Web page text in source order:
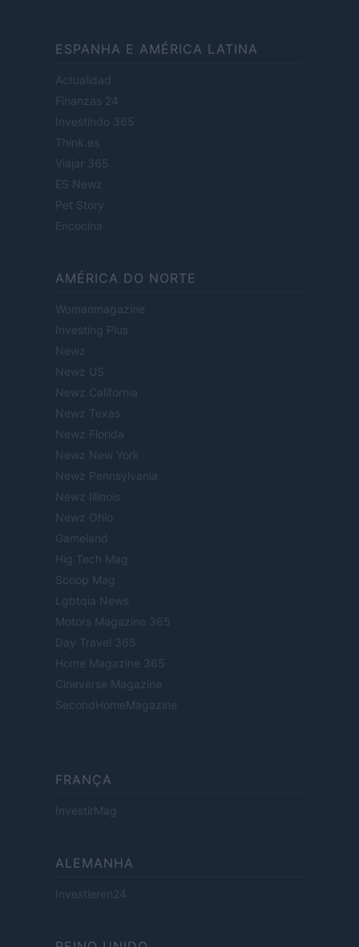
ESPANHA E AMÉRICA LATINA
Actualidad
Finanzas 24
Investindo 365
Think.es
Viajar 365
ES Newz
Pet Story
Encocina
AMÉRICA DO NORTE
Womanmagazine
Investing Plus
Newz
Newz US
Newz California
Newz Texas
Newz Florida
Newz New York
Newz Pennsylvania
Newz Illinois
Newz Ohio
Gameland
Hig Tech Mag
Scoop Mag
Lgbtqia News
Motors Magazine 365
Day Travel 365
Home Magazine 365
Cineverse Magazine
SecondHomeMagazine
FRANÇA
InvestirMag
ALEMANHA
Investieren24